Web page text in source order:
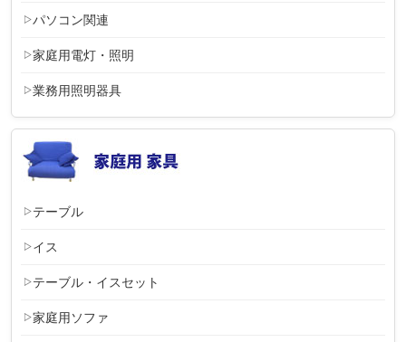
パソコン関連
家庭用電灯・照明
業務用照明器具
テーブル
イス
テーブル・イスセット
家庭用ソファ